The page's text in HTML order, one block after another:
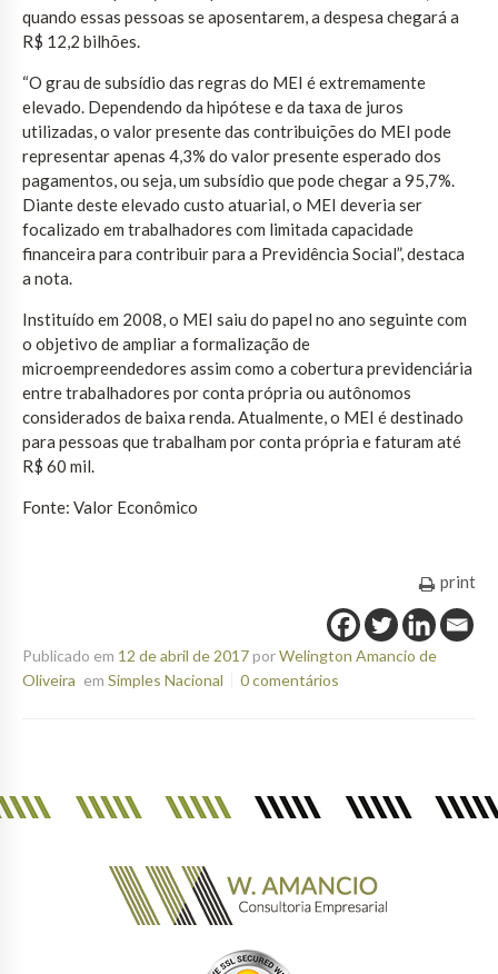
quando essas pessoas se aposentarem, a despesa chegará a
R$ 12,2 bilhões.
“O grau de subsídio das regras do MEI é extremamente
elevado. Dependendo da hipótese e da taxa de juros
utilizadas, o valor presente das contribuições do MEI pode
representar apenas 4,3% do valor presente esperado dos
pagamentos, ou seja, um subsídio que pode chegar a 95,7%.
Diante deste elevado custo atuarial, o MEI deveria ser
focalizado em trabalhadores com limitada capacidade
financeira para contribuir para a Previdência Social”, destaca
a nota.
Instituído em 2008, o MEI saiu do papel no ano seguinte com
o objetivo de ampliar a formalização de
microempreendedores assim como a cobertura previdenciária
entre trabalhadores por conta própria ou autônomos
considerados de baixa renda. Atualmente, o MEI é destinado
para pessoas que trabalham por conta própria e faturam até
R$ 60 mil.
Fonte: Valor Econômico
print
Publicado em 12 de abril de 2017porWelington Amancio de
Oliveira em Simples Nacional 0 comentários